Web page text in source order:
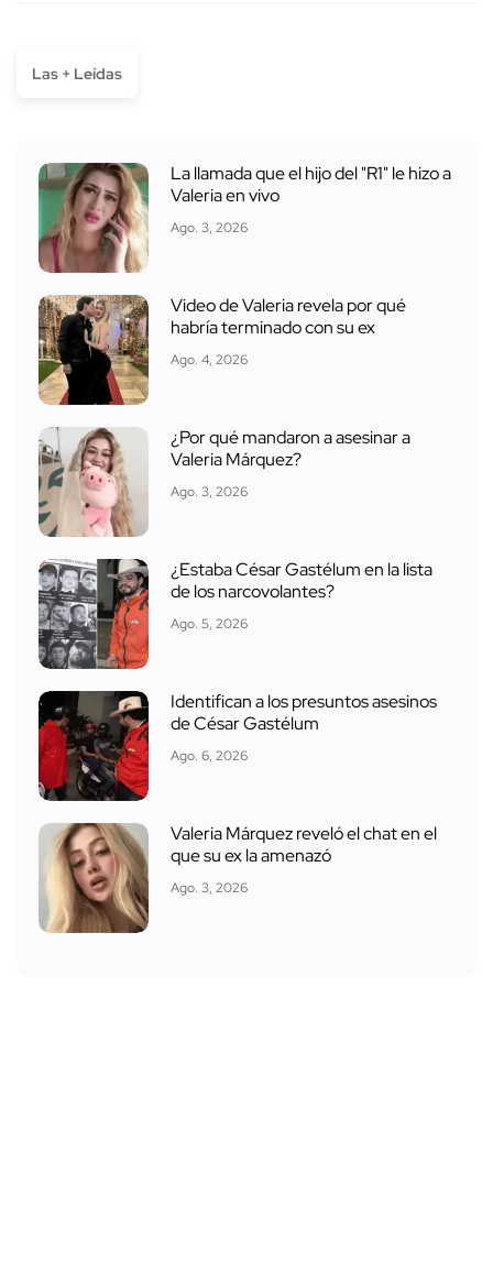
Las + Leídas
La llamada que el hijo del "R1" le hizo a
Valeria en vivo
Ago. 3, 2026
Video de Valeria revela por qué
habría terminado con su ex
Ago. 4, 2026
¿Por qué mandaron a asesinar a
Valeria Márquez?
Ago. 3, 2026
¿Estaba César Gastélum en la lista
de los narcovolantes?
Ago. 5, 2026
Identifican a los presuntos asesinos
de César Gastélum
Ago. 6, 2026
Valeria Márquez reveló el chat en el
que su ex la amenazó
Ago. 3, 2026